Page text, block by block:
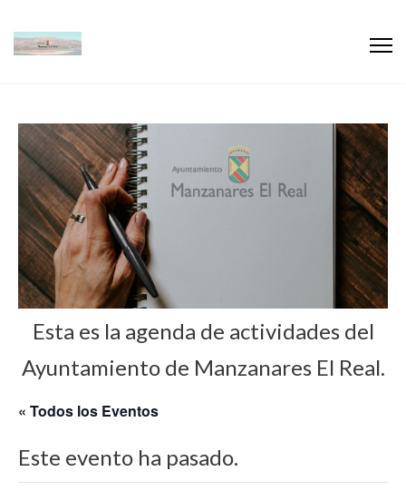
Esta es la agenda de actividades del
Ayuntamiento de Manzanares El Real.
« Todos los Eventos
Este evento ha pasado.